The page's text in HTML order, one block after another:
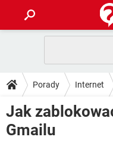
GRY
SPOTIFY
INSTAGRAM
PORADY
PlayStation
GRY
DO POBRANIA
ANDROID
FORUM
Porady Internet
Jak
Gmailu